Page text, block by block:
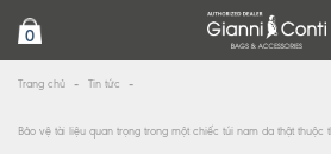
0
Trang chủ Tin tức
Bảo vệ tài liệu quan trọng trong một chiếc túi nam da thật thuộc